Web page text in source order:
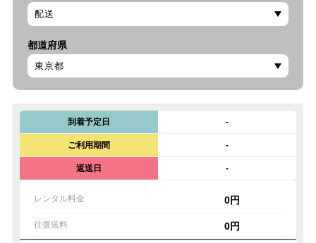
都道府県
到着予定日 -
ご利用期間 -
返送日 -
レンタル料金 0円
往復送料 0円